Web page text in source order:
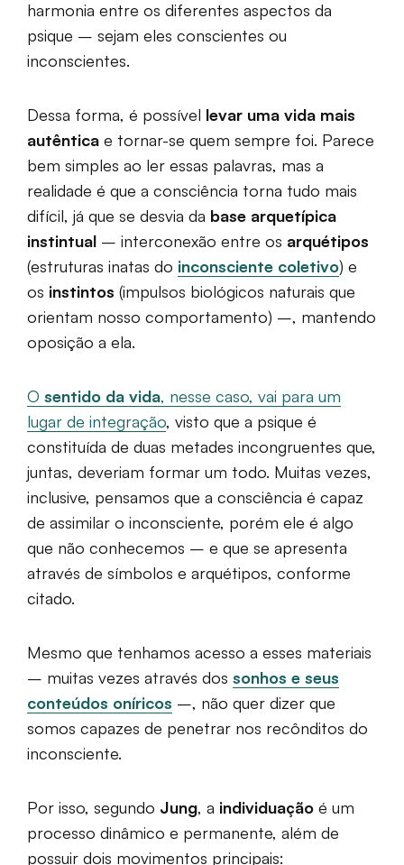
harmonia entre os diferentes aspectos da
psique – sejam eles conscientes ou
inconscientes.
Dessa forma, é possível levar uma vida mais
autêntica e tornar-se quem sempre foi. Parece
bem simples ao ler essas palavras, mas a
realidade é que a consciência torna tudo mais
difícil, já que se desvia da base arquetípica
instintual – interconexão entre os arquétipos
(estruturas inatas do inconsciente coletivo) e
os instintos (impulsos biológicos naturais que
orientam nosso comportamento) –, mantendo
oposição a ela.
O sentido da vida, nesse caso, vai para um
lugar de integração, visto que a psique é
constituída de duas metades incongruentes que,
juntas, deveriam formar um todo. Muitas vezes,
inclusive, pensamos que a consciência é capaz
de assimilar o inconsciente, porém ele é algo
que não conhecemos – e que se apresenta
através de símbolos e arquétipos, conforme
citado.
Mesmo que tenhamos acesso a esses materiais
– muitas vezes através dos sonhos e seus
conteúdos oníricos –, não quer dizer que
somos capazes de penetrar nos recônditos do
inconsciente.
Por isso, segundo Jung, a individuação é um
processo dinâmico e permanente, além de
possuir dois movimentos principais: